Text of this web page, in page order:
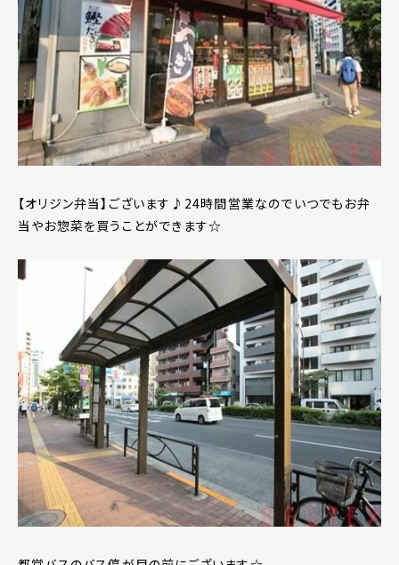
【オリジン弁当】ございます♪24時間営業なのでいつでもお弁
当やお惣菜を買うことができます☆